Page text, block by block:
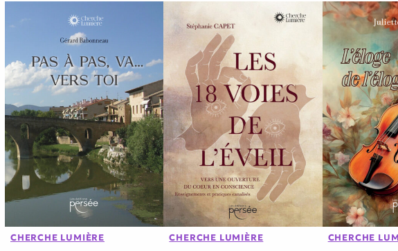
CHERCHE LUMIÈRE CHERCHE LUMIÈRE CHERCHE